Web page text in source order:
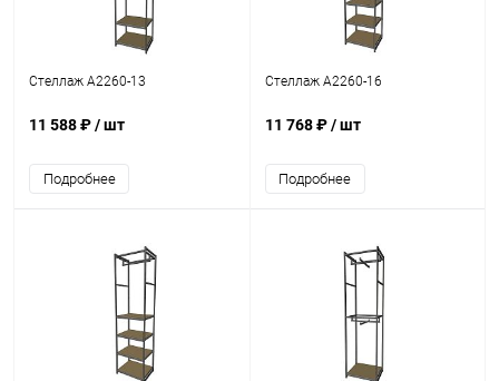
Стеллаж A2260-13
11 588 ₽/ шт
Подробнее
Стеллаж A2260-16
11 768 ₽/ шт
Подробнее